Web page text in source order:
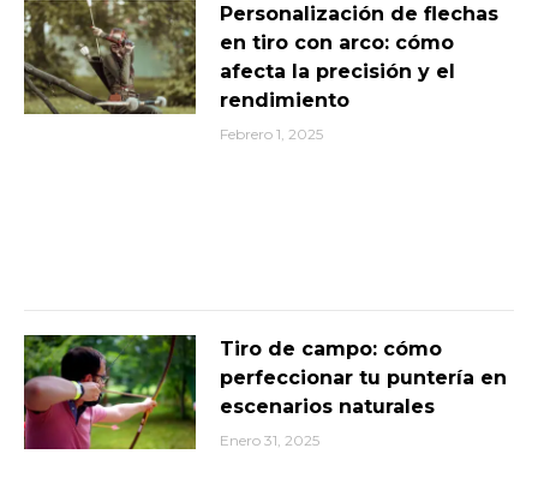
Personalización de flechas
en tiro con arco: cómo
afecta la precisión y el
rendimiento
Febrero 1, 2025
Tiro de campo: cómo
perfeccionar tu puntería en
escenarios naturales
Enero 31, 2025